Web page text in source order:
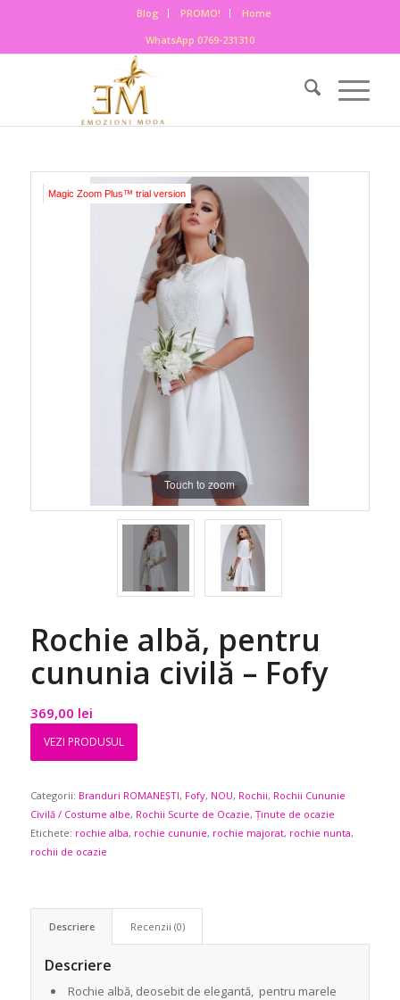
Blog PROMO!
Home
WhatsApp 0769-231310
Magic Zoom Plus™ trial version
Touch to zoom
Rochie albă, pentru
cununia civilă – Fofy
369,00 lei
VEZI PRODUSUL
Categorii: Branduri ROMANEȘTI, Fofy, NOU, Rochii, Rochii Cununie
Civilă / Costume albe, Rochii Scurte de Ocazie, Ținute de ocazie
Etichete: rochie alba, rochie cununie, rochie majorat, rochie nunta,
rochii de ocazie
Descriere Recenzii (0)
Descriere
Rochie albă, deosebit de elegantă, pentru marele